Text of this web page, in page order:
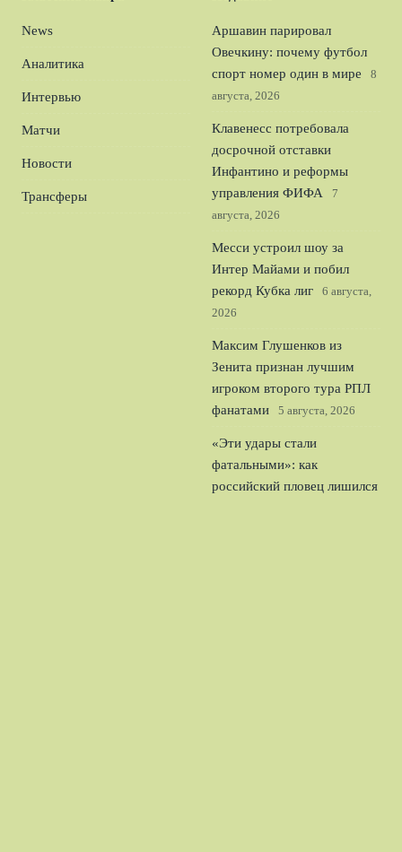
News
Аналитика
Интервью
Матчи
Новости
Трансферы
Аршавин парировал
Овечкину: почему футбол
спорт номер один в мире
8
августа, 2026
Клавенесс потребовала
досрочной отставки
Инфантино и реформы
управления ФИФА
7
августа, 2026
Месси устроил шоу за
Интер Майами и побил
рекорд Кубка лиг
6 августа,
2026
Максим Глушенков из
Зенита признан лучшим
игроком второго тура РПЛ
фанатами
5 августа, 2026
«Эти удары стали
фатальными»: как
российский пловец лишился